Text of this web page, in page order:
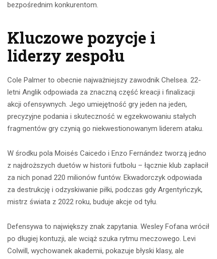
bezpośrednim konkurentom.
Kluczowe pozycje i
liderzy zespołu
Cole Palmer to obecnie najważniejszy zawodnik Chelsea. 22-
letni Anglik odpowiada za znaczną część kreacji i finalizacji
akcji ofensywnych. Jego umiejętność gry jeden na jeden,
precyzyjne podania i skuteczność w egzekwowaniu stałych
fragmentów gry czynią go niekwestionowanym liderem ataku.
W środku pola Moisés Caicedo i Enzo Fernández tworzą jedno
z najdroższych duetów w historii futbolu – łącznie klub zapłacił
za nich ponad 220 milionów funtów. Ekwadorczyk odpowiada
za destrukcję i odzyskiwanie piłki, podczas gdy Argentyńczyk,
mistrz świata z 2022 roku, buduje akcje od tyłu.
Defensywa to największy znak zapytania. Wesley Fofana wrócił
po długiej kontuzji, ale wciąż szuka rytmu meczowego. Levi
Colwill, wychowanek akademii, pokazuje błyski klasy, ale